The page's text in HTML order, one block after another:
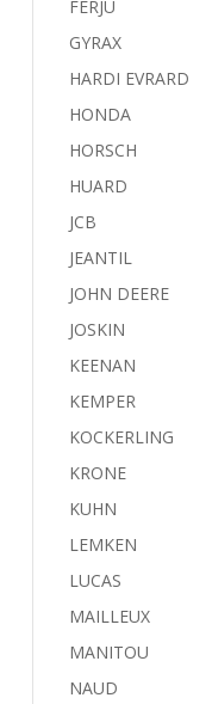
FERJU
GYRAX
HARDI EVRARD
HONDA
HORSCH
HUARD
JCB
JEANTIL
JOHN DEERE
JOSKIN
KEENAN
KEMPER
KOCKERLING
KRONE
KUHN
LEMKEN
LUCAS
MAILLEUX
MANITOU
NAUD